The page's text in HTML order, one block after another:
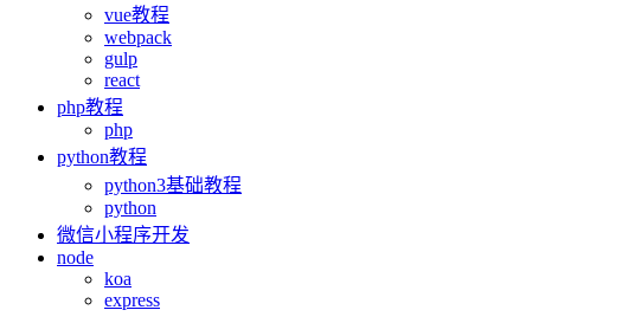
vue教程
webpack
gulp
react
php教程
php
python教程
python3基础教程
python
微信小程序开发
node
koa
express